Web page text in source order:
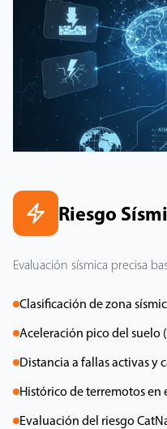
Riesgo
Evaluación sísmica precisa
Clasificación de zona
Aceleración pico del suelo
Distancia a fallas activas y
Histórico de terremotos en
Evaluación del riesgo